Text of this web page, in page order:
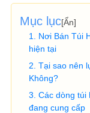
Mục lục[Ẩn]
Nơi Bán Túi
hiện tại
Tại sao nên
Không?
Các dòng túi
đang cung cấp